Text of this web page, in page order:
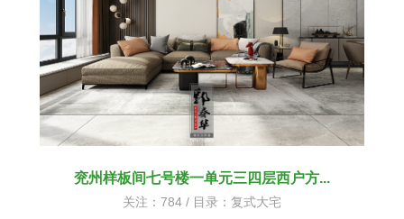
兖州样板间七号楼一单元三四层西户方...
关注：784 / 目录： 复式大宅